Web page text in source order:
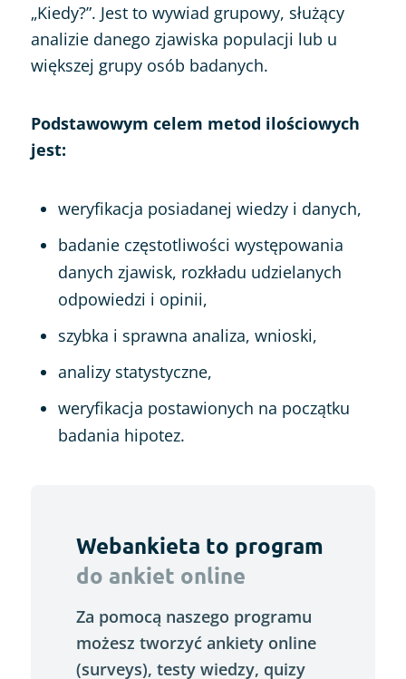
„Kiedy?”. Jest to wywiad grupowy, służący
analizie danego zjawiska populacji lub u
większej grupy osób badanych.
Podstawowym celem metod ilościowych
jest:
weryfikacja posiadanej wiedzy i danych,
badanie częstotliwości występowania
danych zjawisk, rozkładu udzielanych
odpowiedzi i opinii,
szybka i sprawna analiza, wnioski,
analizy statystyczne,
weryfikacja postawionych na początku
badania hipotez.
Webankieta to program
do ankiet online
Za pomocą naszego programu
możesz tworzyć ankiety online
(surveys), testy wiedzy, quizy